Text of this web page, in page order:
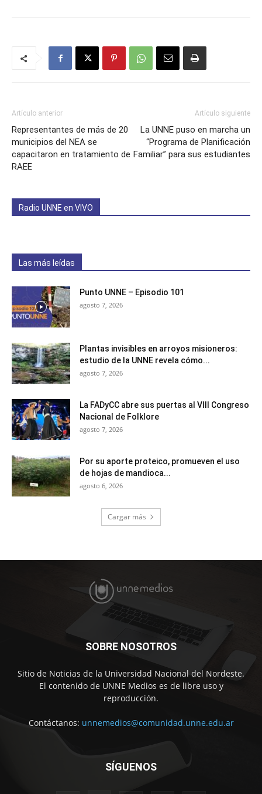
Artículo anterior
Representantes de más de 20
municipios del NEA se
capacitaron en tratamiento de
RAEE
Artículo siguiente
La UNNE puso en marcha un
“Programa de Planificación
Familiar” para sus estudiantes
Radio UNNE en VIVO
Las más leídas
Punto UNNE – Episodio 101
agosto 7, 2026
Plantas invisibles en arroyos misioneros:
estudio de la UNNE revela cómo...
agosto 7, 2026
La FADyCC abre sus puertas al VIII Congreso
Nacional de Folklore
agosto 7, 2026
Por su aporte proteico, promueven el uso
de hojas de mandioca...
agosto 6, 2026
Cargar más
SOBRE NOSOTROS
Sitio de Noticias de la Universidad Nacional del Nordeste.
El contenido de UNNE Medios es de libre uso y
reproducción.
Contáctanos: unnemedios@comunidad.unne.edu.ar
SÍGUENOS